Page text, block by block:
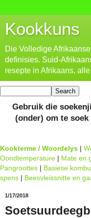
Kookkuns
Die Volledige
definisies. Suid-
resepte in Afrikaans,
Gebruik die
(onder) om te
Kookterme / Woordelys |
Oondtemperature | Mate en
Pangroottes | Basiese
spens | Beesvleissnitte en
1/17/2018